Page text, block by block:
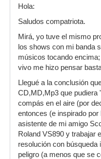
Hola:
Saludos compatriota.
Mirá, yo tuve el mismo
los shows con mi banda
músicos tocando
vivo me hizo pensar
Llegué a la conclusión
CD,MD,Mp3 que pudiera
compás en el aire (por
entonces (e inspirado
asistente de mi amigo
Roland VS890 y trabajar
resolución con
peligro (a menos que se